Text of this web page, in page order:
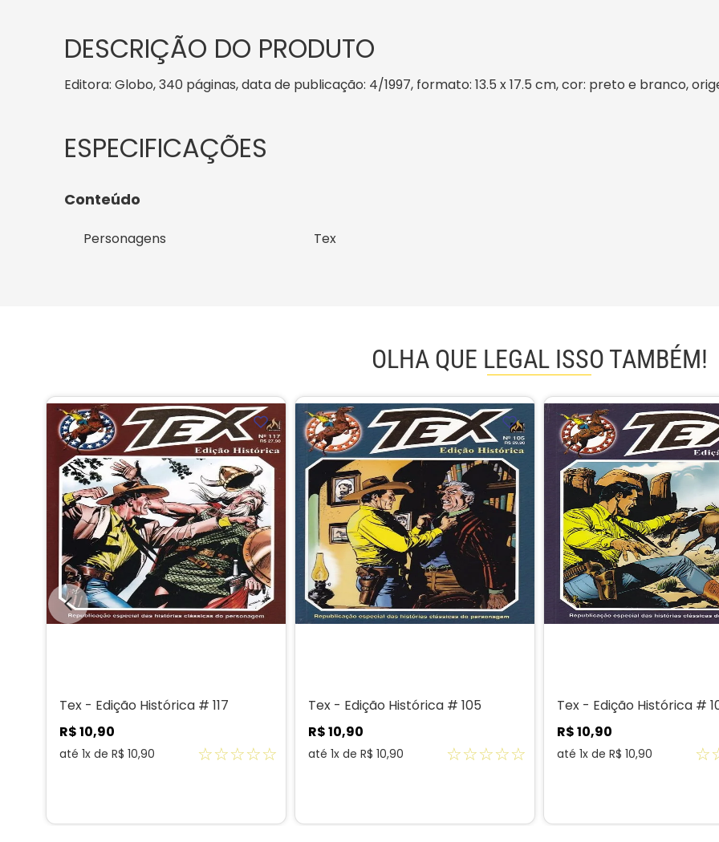
DESCRIÇÃO DO PRODUTO
Editora: Globo, 340 páginas, data de publicação: 4/1997, formato: 13.5 x 17.5 cm, cor: preto e branco,
Conteúdo
Personagens Tex
OLHA QUE LEGAL ISSO TAMBÉM!
Tex - Edição Histórica # 117
R$10,90
até 1x de R$ 10,90 ☆☆☆☆☆
Tex - Edição Histórica # 105
R$10,90
até 1x de R$ 10,90 ☆☆☆☆☆
Tex - Edição Histórica #
R$10,90
até 1x de R$ 10,90 ☆